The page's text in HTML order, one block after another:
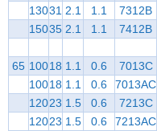
13031 2.1 1.1 7312B
15035 2.1 1.1 7412B
65 10018 1.1 0.6 7013C
10018 1.1 0.6 7013AC
12023 1.5 0.6 7213C
12023 1.5 0.6 7213AC